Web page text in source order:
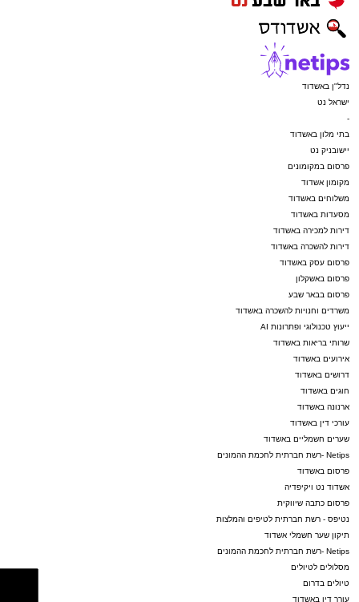
נדל"ן באשדוד
ישראל נט
-
בתי מלון באשדוד
יישובניק נט
פרסום במקומונים
מקומון אשדוד
משלוחים באשדוד
מסעדות באשדוד
דירות למכירה באשדוד
דירות להשכרה באשדוד
פרסום עסק באשדוד
פרסום באשקלון
פרסום בבאר שבע
משרדים וחנויות להשכרה באשדוד
ייעוץ טכנולוגי ופתרונות AI
שרותי בריאות באשדוד
אירועים באשדוד
דרושים באשדוד
חוגים באשדוד
ארנונה באשדוד
עורכי דין באשדוד
שערים חשמליים באשדוד
Netips -רשת חברתית לחכמת ההמונים
פרסום באשדוד
אשדוד נט ויקיפדיה
פרסום כתבה שיווקית
נטיפס - רשת חברתית לטיפים והמלצות
תיקון שער חשמלי אשדוד
Netips -רשת חברתית לחכמת ההמונים
מסלולים לטיולים
טיולים בדרום
עורך דין באשדוד